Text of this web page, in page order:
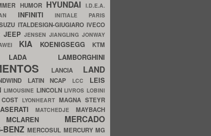
HUMOR HYUNDAI I.D.E.A.
INFINITIINITIALE PARIS
ITALDESIGN-GIUGIAROIVECO
JEEPJENSENJIANGLINGJONWAY
KIA KOENIGSEGG KTM
LADA LAMBORGHINI
LANCIA LAND
LATIN NCAP LCC LEIS
LIMOUSINE LINCOLN LIVROS LOBINI
LYONHEART MAGNA STEYR
MATCHEDJEMAYBACH
MCLAREN MERCADO
BENZMERCOSUL MERCURYMG